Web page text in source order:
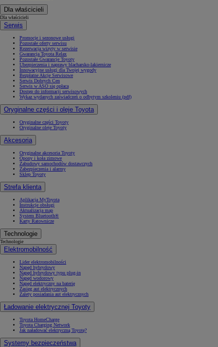
Dla właścicieli
Dla właścicieli
Serwis
Promocje i sezonowe usługi
Pozostałe oferty serwisu
Rezerwacja wizyty w serwisie
Gwarancja Toyota Relax
Pozostałe Gwarancje Toyoty
Ubezpieczenia i naprawy blacharsko-lakiernicze
Innowacyjne usługi dla Twojej wygody
Bezpłatne Akcje Serwisowe
Serwis Dobrych Cen
Serwis w ASO się opłaca
Dostęp do informacji serwisowych
Wykaz wydanych zaświadczeń o odbytym szkoleniu (pdf)
Oryginalne części i oleje Toyota
Oryginalne części Toyoty
Oryginalne oleje Toyoty
Akcesoria
Oryginalne akcesoria Toyoty
Opony i koła zimowe
Zabudowy samochodów dostawczych
Zabezpieczenia i alarmy
Sklep Toyoty
Strefa klienta
Aplikacja MyToyota
Instrukcje obsługi
Aktualizacja map
System Bluetooth®
Karty Ratownicze
Technologie
Technologie
Elektromobilność
Lider elektromobilności
Napęd hybrydowy
Napęd hybrydowy typu plug-in
Napęd wodorowy
Napęd elektryczny na baterię
Zasięg aut elektrycznych
Zalety posiadania aut elektrycznych
Ładowanie elektrycznej Toyoty
Toyota HomeCharge
Toyota Charging Network
Jak naładować elektryczną Toyotę?
Systemy bezpieczeństwa